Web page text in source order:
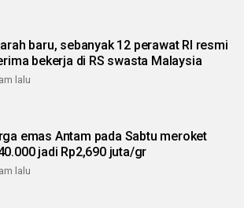
baru, sebanyak 12 perawat RI resmi
bekerja di RS swasta Malaysia
lalu
emas Antam pada Sabtu meroket
jadi Rp2,690 juta/gr
lalu